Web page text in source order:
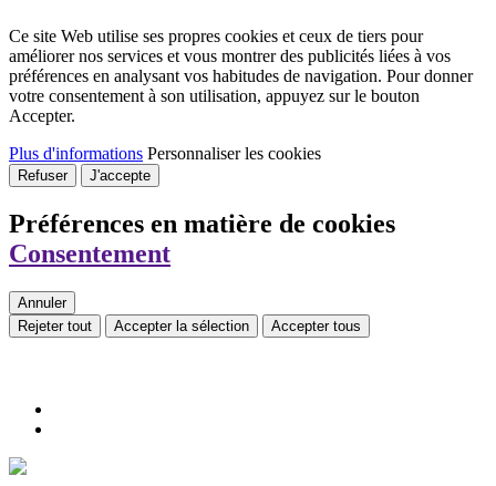
Ce site Web utilise ses propres cookies et ceux de tiers pour
améliorer nos services et vous montrer des publicités liées à vos
préférences en analysant vos habitudes de navigation. Pour donner
votre consentement à son utilisation, appuyez sur le bouton
Accepter.
Plus d'informations Personnaliser les cookies
Refuser J'accepte
Préférences en matière de cookies
Consentement
Annuler
Rejeter tout
Accepter la sélection Accepter tous